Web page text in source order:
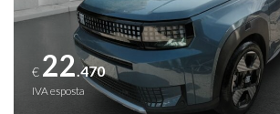
€ 22.470
IVA esposta